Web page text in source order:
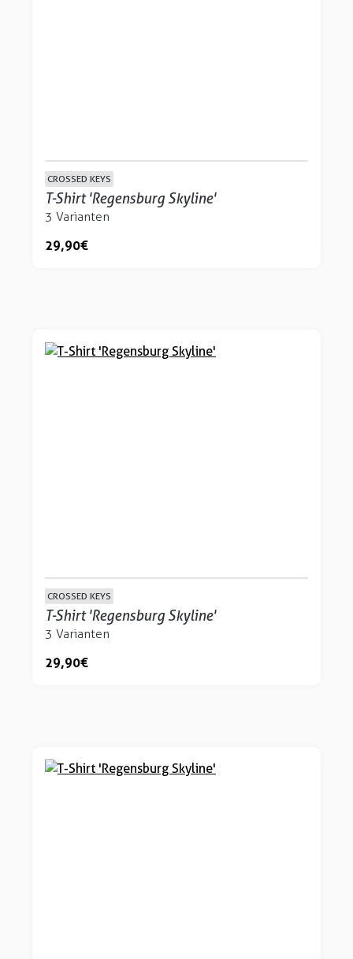
CROSSED KEYS
T-Shirt 'Regensburg Skyline'
3 Varianten
29,90 €
CROSSED KEYS
T-Shirt 'Regensburg Skyline'
3 Varianten
29,90 €